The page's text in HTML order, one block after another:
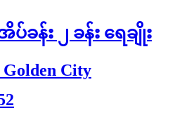
ပ်ခန်း ၂ ခန်း ရေချိုး
City